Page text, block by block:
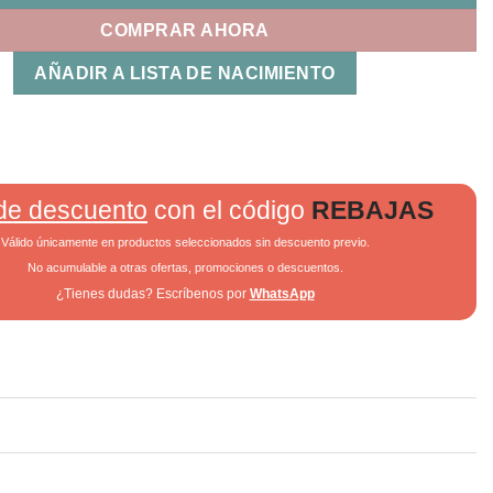
COMPRAR AHORA
AÑADIR A LISTA DE NACIMIENTO
descuento con el código REBAJAS
Válido únicamente en productos seleccionados sin descuento previo.
No acumulable a otras ofertas, promociones o descuentos.
¿Tienes dudas? Escríbenos por WhatsApp